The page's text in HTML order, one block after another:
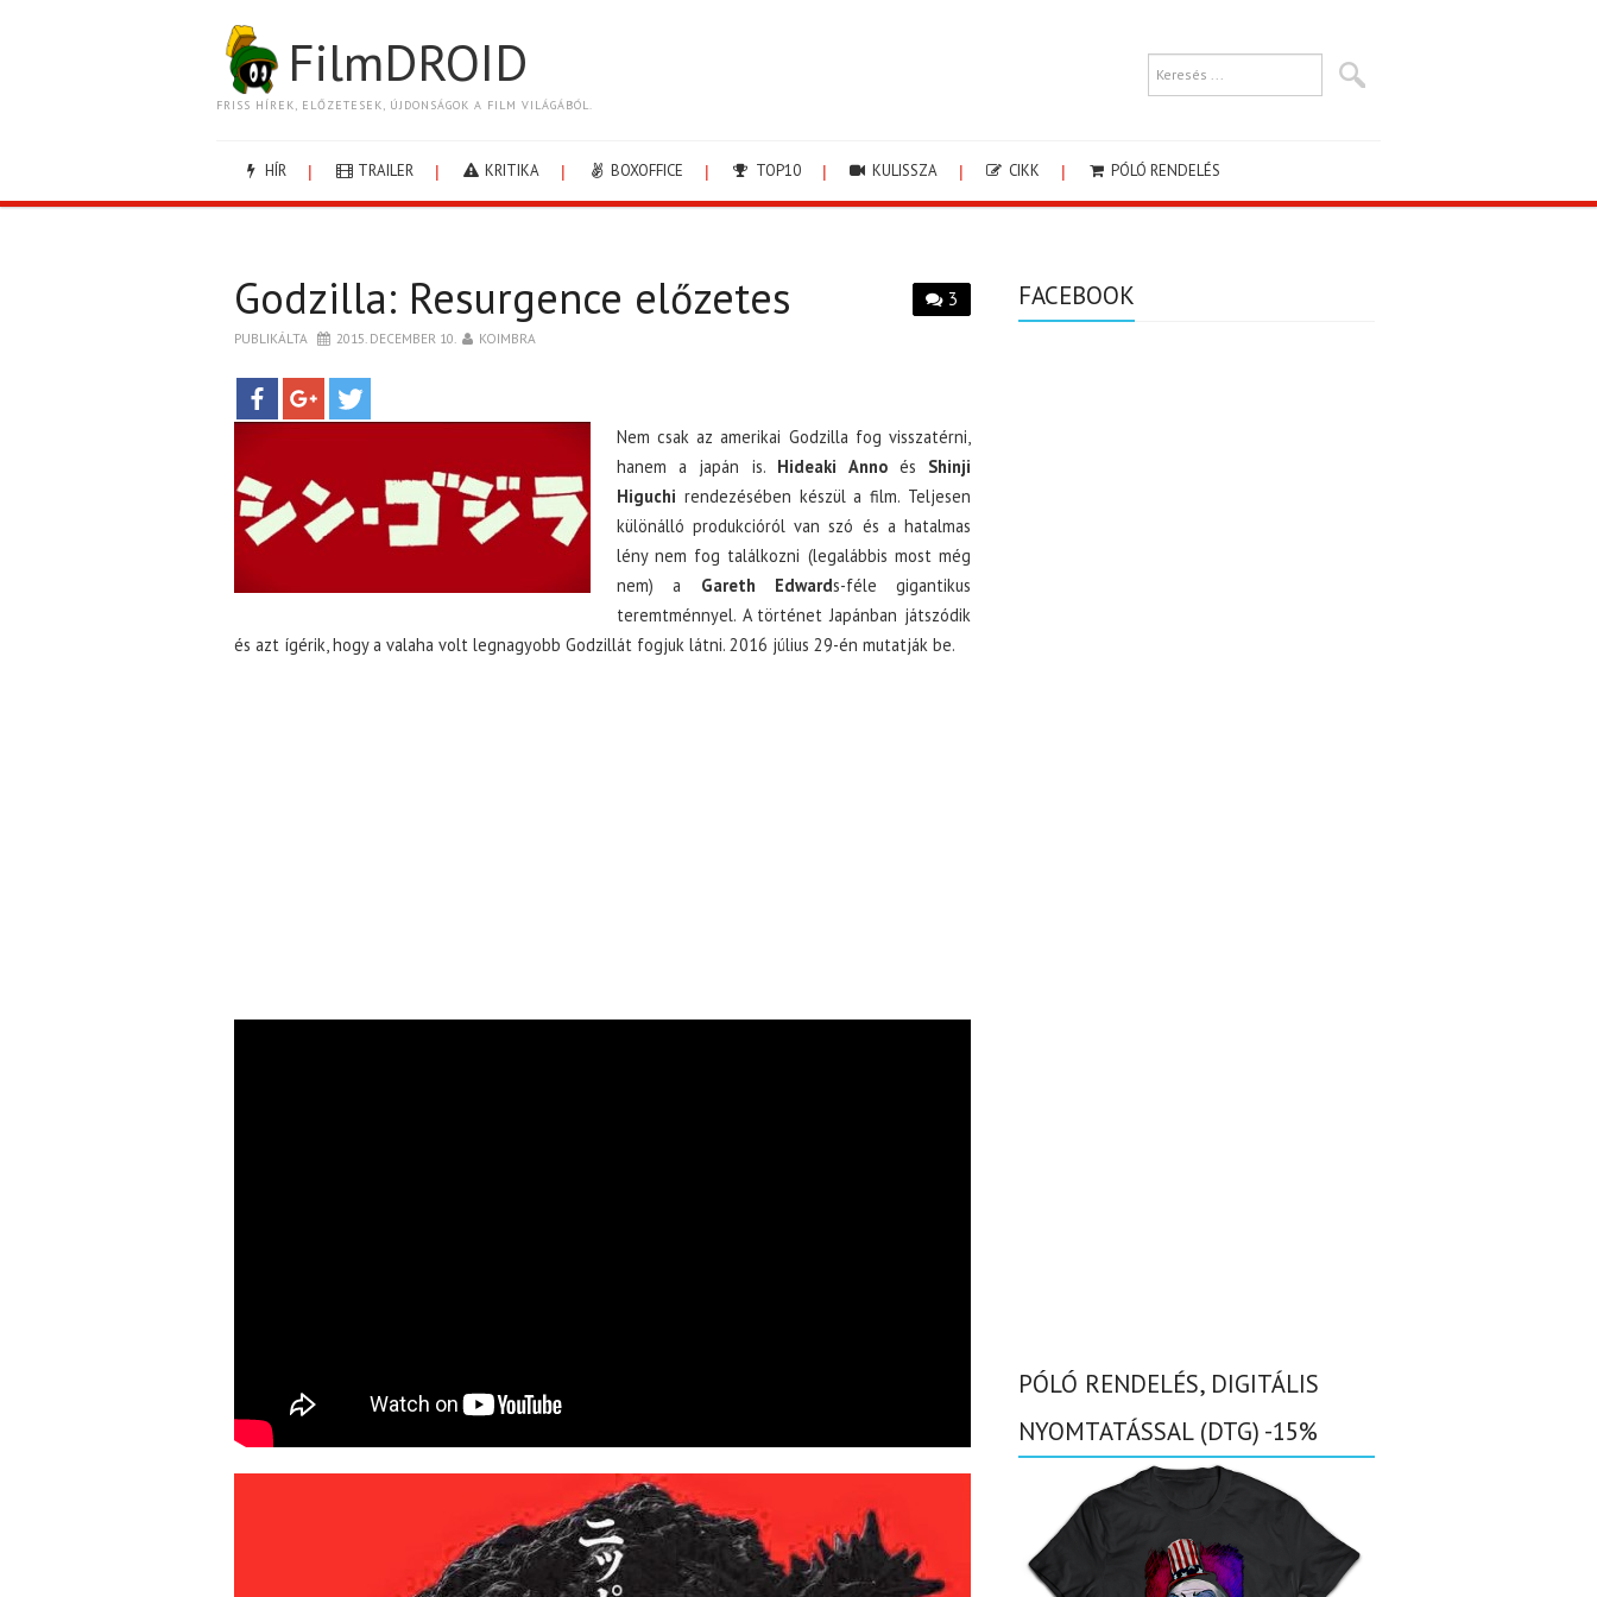
FilmDROID
FRISS HÍREK, ELŐZETESEK, ÚJDONSÁGOK A FILM VILÁGÁBÓL.
HÍR TRAILER KRITIKA BOXOFFICE TOP10 KULISSZA CIKK PÓLÓ RENDELÉS
3
Godzilla: Resurgence előzetes
PUBLIKÁLTA 2015. DECEMBER 10. KOIMBRA
Nem csak az amerikai Godzilla fog visszatérni,
hanem a japán is. Hideaki Annoés Shinji
Higuchi rendezésében készül a film. Teljesen
különálló produkcióról van szó és a hatalmas
lény nem fog találkozni (legalábbis most még
nem) a Gareth Edwards-féle gigantikus
teremtménnyel. A történet Japánban játszódik
és azt ígérik, hogy a valaha volt legnagyobb Godzillát fogjuk látni. 2016 július 29-én mutatják be.
FACEBOOK
PÓLÓ RENDELÉS, DIGITÁLIS
NYOMTATÁSSAL (DTG) -15%